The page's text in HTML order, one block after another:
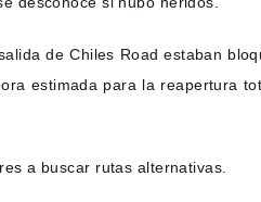
de Chiles Road estaban
estimada para la reapertura
a buscar rutas alternativas.